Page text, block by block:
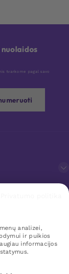
tvarkome pagal savo
analizei,
ir puikios
informacijos